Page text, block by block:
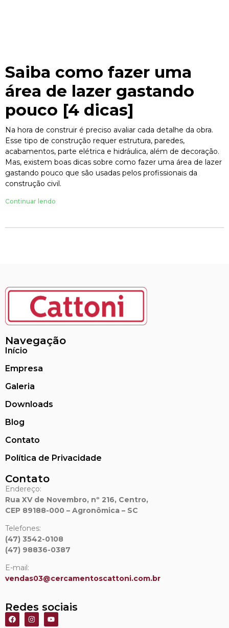
Saiba como fazer uma
área de lazer gastando
pouco [4 dicas]
Na hora de construir é preciso avaliar cada detalhe da obra.
Esse tipo de construção requer estrutura, paredes,
acabamentos, parte elétrica e hidráulica, além de decoração.
Mas, existem boas dicas sobre como fazer uma área de lazer
gastando pouco que são usadas pelos profissionais da
construção civil.
Continuar lendo
Navegação
Início
Empresa
Galeria
Downloads
Blog
Contato
Política de Privacidade
Contato
Endereço:
Rua XV de Novembro, nº 216, Centro,
CEP 89188-000 – Agronômica – SC
Telefones:
(47) 3542-0108
(47) 98836-0387
E-mail:
vendas03@cercamentoscattoni.com.br
Redes sociais